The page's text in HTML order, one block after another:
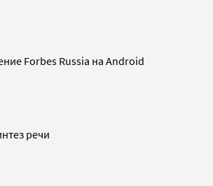
Forbes Russia на Android
речи